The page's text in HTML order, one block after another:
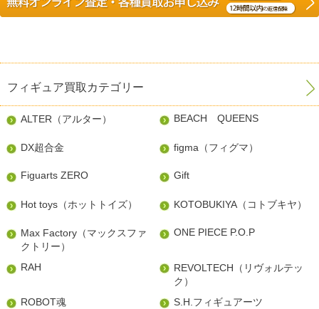
フィギュア買取カテゴリー
ALTER（アルター） BEACH QUEENS
DX超合金 figma（フィグマ）
Figuarts ZERO Gift
Hot toys（ホットトイズ） KOTOBUKIYA（コトブキヤ）
Max Factory（マックスファ
クトリー）
ONE PIECE P.O.P
RAH
REVOLTECH（リヴォルテッ
ク）
ROBOT魂
S.H.フィギュアーツ